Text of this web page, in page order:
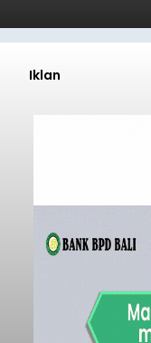
Iklan